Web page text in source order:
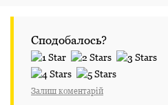
Сподобалось?
Залиш коментарій